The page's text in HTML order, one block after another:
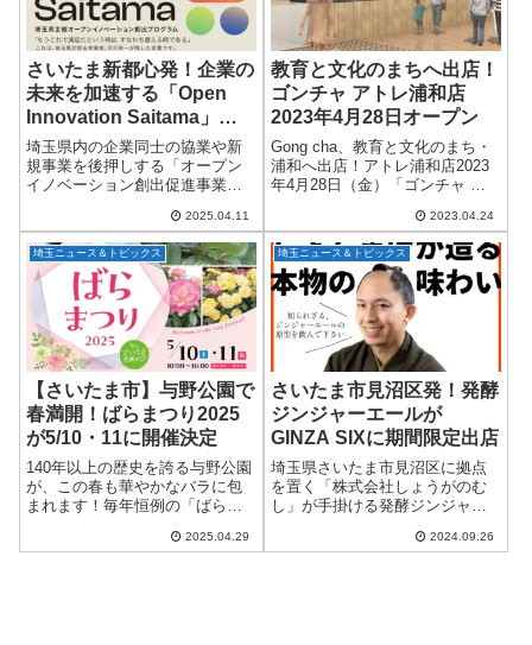
さいたま新都心発！企業の
未来を加速する「Open
Innovation Saitama」成
果発表会が開催
埼玉県内の企業同士の協業や新
規事業を後押しする「オープン
イノベーション創出促進事業
の成果発表会が、2025年3月21日
に開催されました。場所は、今
年夏に本格開設が予...
2025.04.11
教育と文化のまちへ出店！
ゴンチャ アトレ浦和店
2023年4月28日オープン
Gong cha、教育と文化のまち・
浦和へ出店！アトレ浦和店2023
年4月28日（金）「ゴンチャ ア
す。埼玉県内有数の文教都市で
あり、ファミリー層が多く活気
あふれるエリアとしても知られ
る“さ...
2023.04.24
埼玉ニュース＆トピックス
【さいたま市】与野公園で
春満開！ばらまつり2025
が5/10・11に開催決定
140年以上の歴史を誇る与野公園
が、この春も華やかなバラに包
まれます！毎年恒例の「ばらま
（土）・11日（日）の2日間にわ
2025.04.29
埼玉ニュース＆トピックス
さいたま市見沼区発！発酵
ジンジャーエールが
GINZA SIXに期間限定出店
埼玉県さいたま市見沼区に拠点
を置く「株式会社しょうがのむ
し」が手掛ける発酵ジンジャー
月27日まで、銀座エリア最大の
2024.09.26